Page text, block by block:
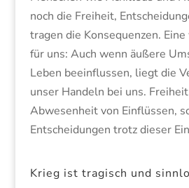
noch die Freiheit,
tragen die Konsequenzen.
für uns: Auch wenn äußere
Leben beeinflussen, liegt die
unser Handeln bei uns.
Abwesenheit von Einflüssen,
Entscheidungen trotz dieser
Krieg ist tragisch und